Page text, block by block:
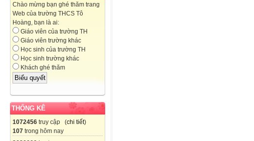
Chào mừng bạn ghé thăm trang
Web của trường THCS Tô
Hoàng, bạn là ai:
Giáo viên của trường TH
Giáo viên trường khác
Học sinh của trường TH
Học sinh trường khác
Khách ghé thăm
THỐNG KÊ
1072456 truy cập (chi tiết)
107 trong hôm nay